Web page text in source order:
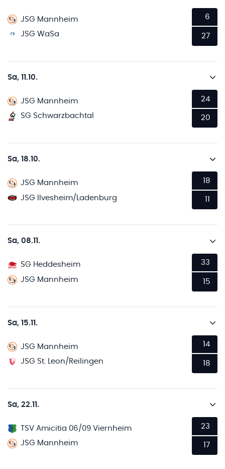
JSG Mannheim
JSG WaSa
6
27
Sa, 11.10.
JSG Mannheim
SG Schwarzbachtal
24
20
Sa, 18.10.
JSG Mannheim
JSG Ilvesheim/Ladenburg
18
Sa, 08.11.
SG Heddesheim
JSG Mannheim
33
15
Sa, 15.11.
JSG Mannheim
JSG St. Leon/Reilingen
14
18
Sa, 22.11.
TSV Amicitia 06/09 Viernheim
JSG Mannheim
23
17